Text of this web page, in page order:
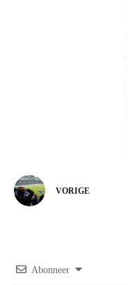
VORIGE
Abonneer